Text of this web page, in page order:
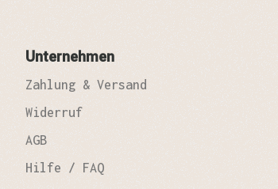
Unternehmen
Zahlung & Versand
Widerruf
AGB
Hilfe / FAQ